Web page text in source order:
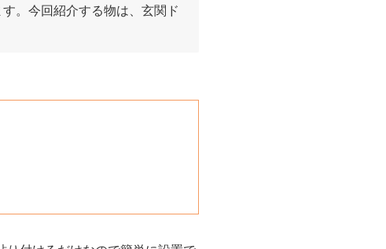
。今回紹介する物は、玄関ド